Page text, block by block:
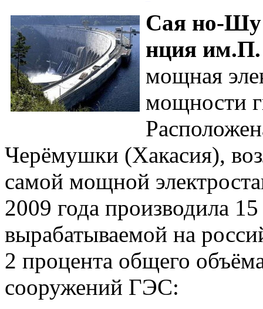
Сая но-Шу
нция им.П.
мощная
мощности
Черёмушки (Хакасия),
самой мощной
2009 года производила
вырабатываемой на
2 процента общего
сооружений ГЭС: